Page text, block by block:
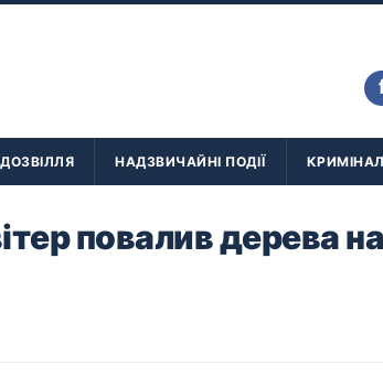
ДОЗВІЛЛЯ НАДЗВИЧАЙНІ ПОДІЇ КРИМІНАЛ
повалив дерева на